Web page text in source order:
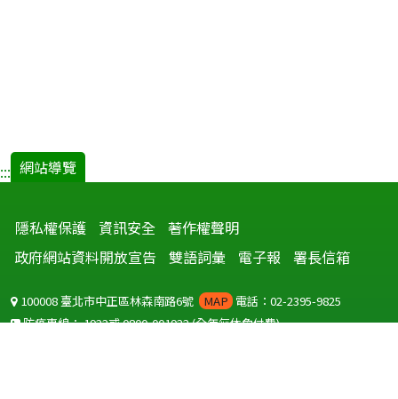
::: 網站導覽
隱私權保護 資訊安全 著作權聲明
政府網站資料開放宣告
雙語詞彙 電子報 署長信箱
100008 臺北市中正區林森南路6號 MAP 電話：02-2395-9825
防疫專線：1922或0800-001922(全年無休免付費)